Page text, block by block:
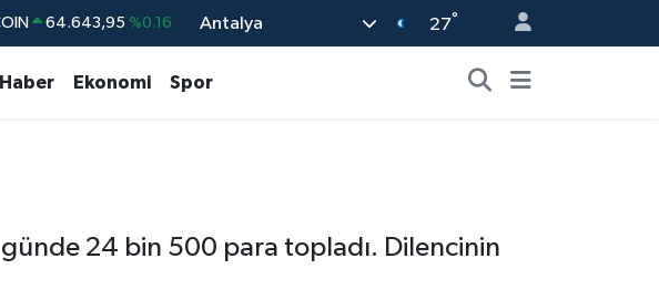
64.643,95 %0.16 Antalya 27°
Ekonomi Spor
24 bin 500 para topladı. Dilencinin